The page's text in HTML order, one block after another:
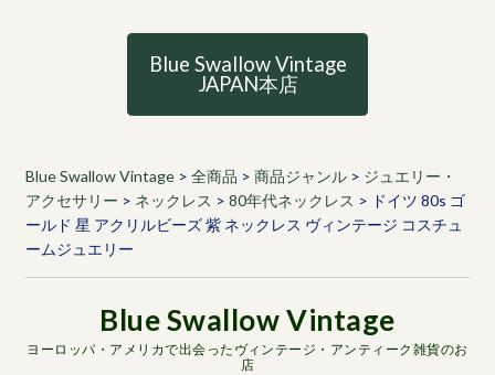
Blue Swallow Vintage
JAPAN本店
Blue Swallow Vintage> 全商品 > 商品ジャンル> ジュエリー・
アクセサリー > ネックレス > 80年代ネックレス > ドイツ 80s ゴ
ールド 星 アクリルビーズ 紫 ネックレス ヴィンテージ コスチュ
ームジュエリー
ヨーロッパ・アメリカで出会ったヴィンテージ・アンティーク雑貨のお
店